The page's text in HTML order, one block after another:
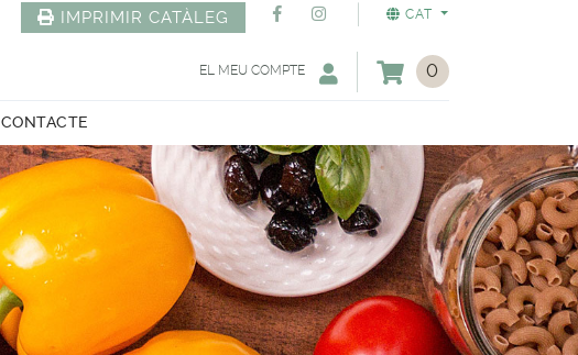
CAT
IMPRIMIR CATÀLEG
0
EL MEU COMPTE
CONTACTE